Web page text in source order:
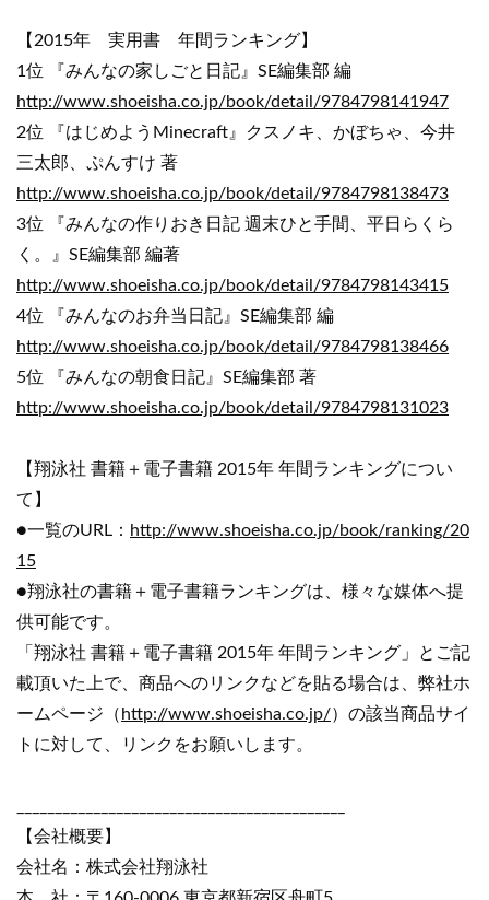
【2015年 実用書 年間ランキング】
1位 『みんなの家しごと日記』SE編集部 編
http://www.shoeisha.co.jp/book/detail/9784798141947
2位 『はじめようMinecraft』クスノキ、かぼちゃ、今井
三太郎、ぷんすけ 著
http://www.shoeisha.co.jp/book/detail/9784798138473
3位 『みんなの作りおき日記 週末ひと手間、平日らくら
く。』SE編集部 編著
http://www.shoeisha.co.jp/book/detail/9784798143415
4位 『みんなのお弁当日記』SE編集部 編
http://www.shoeisha.co.jp/book/detail/9784798138466
5位 『みんなの朝食日記』SE編集部 著
http://www.shoeisha.co.jp/book/detail/9784798131023
【翔泳社 書籍＋電子書籍 2015年 年間ランキングについ
て】
●一覧のURL： http://www.shoeisha.co.jp/book/ranking/20
15
●翔泳社の書籍＋電子書籍ランキングは、様々な媒体へ提
供可能です。
「翔泳社 書籍＋電子書籍 2015年 年間ランキング」とご記
載頂いた上で、商品へのリンクなどを貼る場合は、弊社ホ
ームページ（ http://www.shoeisha.co.jp/）の該当商品サイ
トに対して、リンクをお願いします。
【会社概要】
会社名：株式会社翔泳社